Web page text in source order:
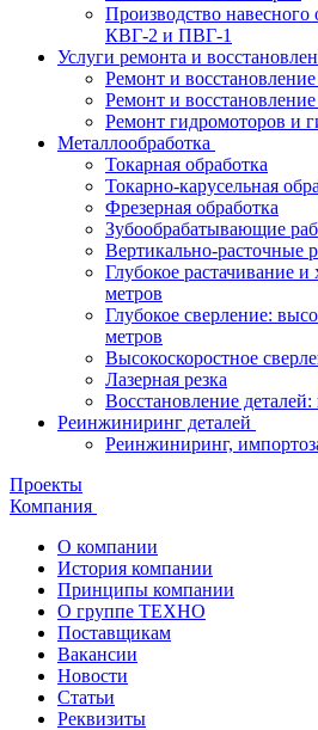
Производство
КВГ-2 и ПВГ-1
Услуги ремонта и
Ремонт и
Ремонт и
Ремонт гидромоторов и
Металлообработка
Токарная обработка
Токарно-карусельная
Фрезерная обработка
Зубообрабатывающие
Вертикально-расточные
Глубокое растачивание
метров
Глубокое сверление:
метров
Высокоскоростное
Лазерная резка
Восстановление
Реинжиниринг деталей
Реинжиниринг,
Проекты
Компания
О компании
История компании
Принципы компании
О группе ТЕХНО
Поставщикам
Вакансии
Новости
Статьи
Реквизиты